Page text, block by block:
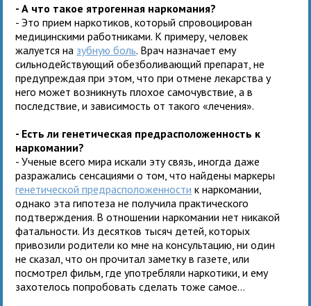
- А что такое ятрогенная наркомания?
- Это прием наркотиков, который спровоцирован
медицинскими работниками. К примеру, человек
жалуется на зубную боль. Врач назначает ему
сильнодействующий обезболивающий препарат, не
предупреждая при этом, что при отмене лекарства у
него может возникнуть плохое самочувствие, а в
последствие, и зависимость от такого «лечения».
- Есть ли генетическая предрасположенность к
наркомании?
- Ученые всего мира искали эту связь, иногда даже
разражались сенсациями о том, что найдены маркеры
генетической предрасположенности к наркомании,
однако эта гипотеза не получила практического
подтверждения. В отношении наркомании нет никакой
фатальности. Из десятков тысяч детей, которых
привозили родители ко мне на консультацию, ни один
не сказал, что он прочитал заметку в газете, или
посмотрел фильм, где употребляли наркотики, и ему
захотелось попробовать сделать тоже самое…